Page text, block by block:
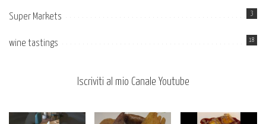
Super Markets 3
wine tastings 18
Iscriviti al mio Canale Youtube